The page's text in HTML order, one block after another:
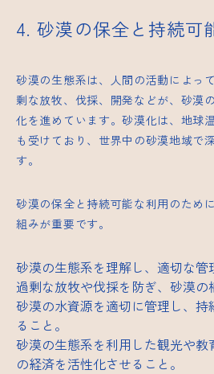
4. 砂漠の保全と持続可
砂漠の生態系は、人間の活動によっ
剰な放牧、伐採、開発などが、砂漠
化を進めています。砂漠化は、地球
も受けており、世界中の砂漠地域で
す。
砂漠の保全と持続可能な利用のため
組みが重要です。
砂漠の生態系を理解し、適切な管
過剰な放牧や伐採を防ぎ、砂漠の
砂漠の水資源を適切に管理し、
ること。
砂漠の生態系を利用した観光や
の経済を活性化させること。